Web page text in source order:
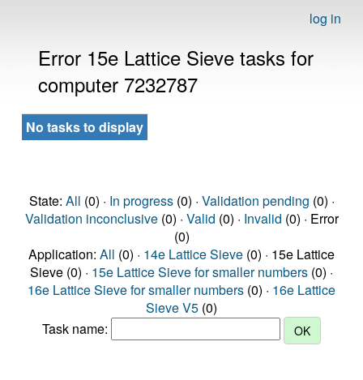
log in
Error 15e Lattice Sieve tasks for
computer 7232787
No tasks to display
State: All (0) · In progress(0) · Validation pending (0) ·
Validation inconclusive(0) · Valid (0) · Invalid (0) · Error
(0)
Application: All (0) · 14e Lattice Sieve (0) · 15e Lattice
Sieve (0) · 15e Lattice Sieve for smaller numbers (0) ·
16e Lattice Sieve for smaller numbers (0) · 16e Lattice
Sieve V5 (0)
Task name: